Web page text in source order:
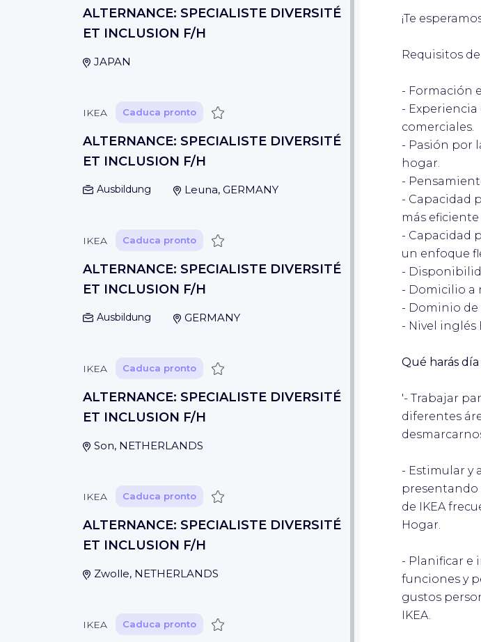
ALTERNANCE: SPECIALISTE DIVERSITÉ
ET INCLUSION F/H
JAPAN
IKEA Caduca pronto Guardar
ALTERNANCE: SPECIALISTE DIVERSITÉ
ET INCLUSION F/H
Ausbildung Leuna, GERMANY
IKEA Caduca pronto Guardar
ALTERNANCE: SPECIALISTE DIVERSITÉ
ET INCLUSION F/H
Ausbildung GERMANY
IKEA Caduca pronto Guardar
ALTERNANCE: SPECIALISTE DIVERSITÉ
ET INCLUSION F/H
Son, NETHERLANDS
IKEA Caduca pronto Guardar
ALTERNANCE: SPECIALISTE DIVERSITÉ
ET INCLUSION F/H
Zwolle, NETHERLANDS
IKEA Caduca pronto Guardar
¡Te
Requisitos
- Formación
-
comerciales.
- Pasión por
hogar.
-
- Capacidad
más
- Capacidad
un enfoque
-
- Domicilio a
- Dominio de
- Nivel inglés
Qué harás día
'- Trabajar
diferentes
- Estimular y
presentando
de IKEA
Hogar.
- Planificar e
funciones y
gustos
IKEA.